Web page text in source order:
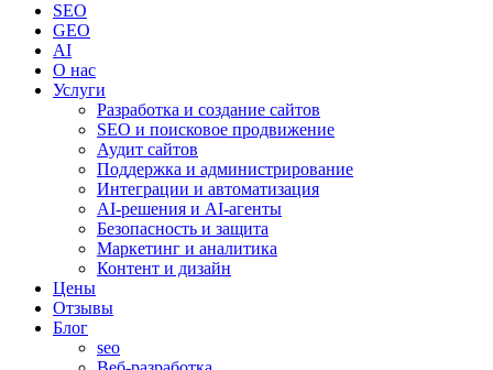
SEO
GEO
AI
О нас
Услуги
Разработка и создание сайтов
SEO и поисковое продвижение
Аудит сайтов
Поддержка и администрирование
Интеграции и автоматизация
AI-решения и AI-агенты
Безопасность и защита
Маркетинг и аналитика
Контент и дизайн
Цены
Отзывы
Блог
seo